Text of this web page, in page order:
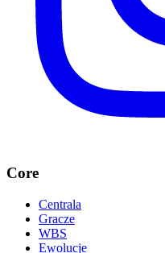
Core
Centrala
Gracze
WBS
Ewolucje